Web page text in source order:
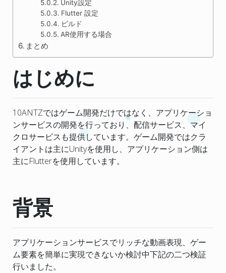
Unity設定
Flutter 設定
ビルド
AR使用する場合
まとめ
はじめに
10ANTZではゲーム開発だけではなく、アプリケーショ
ンサービスの開発を行っており、配信サービス、マイ
クロサービスも提供しています。ゲーム開発ではクラ
イアントは主にUnityを使用し、アプリケーション側は
主にFlutterを使用しています。
背景
アプリケーションサービスでリッチな動画表現、ゲー
ム要素を簡単に実現できないか検討中下記の二つ検証
行いました。